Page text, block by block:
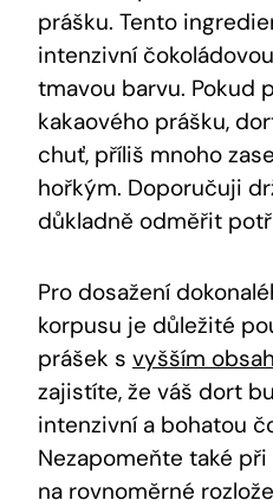
⁤prášku. Tento
intenzivní
‍tmavou barvu. Pokud
kakaového‍ prášku,
chuť, příliš mnoho
hořkým. ⁢Doporučuji
důkladně odměřit
Pro dosažení
korpusu ⁢je důležité
prášek s vyšším
zajistíte, že váš dort
intenzivní a bohatou
Nezapomeňte také
na rovnoměrné